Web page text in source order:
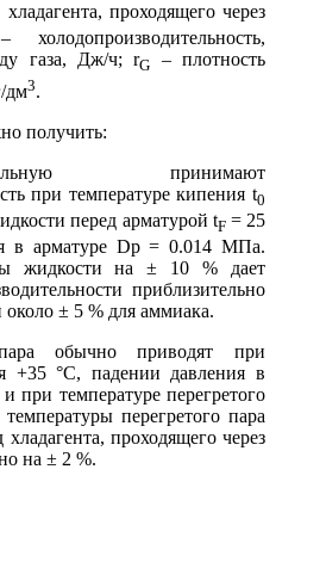
проходящего через
газа, Дж/ч; rG – плотность
дм3.
получить:
принимают
при температуре кипения t0
перед арматурой tF= 25
в арматуре Dр = 0.014 МПа.
жидкости на ± 10 % дает
приблизительно
± 5 % для аммиака.
обычно приводят при
+35 °С, падении давления в
при температуре перегретого
перегретого пара
проходящего через
на ± 2 %.